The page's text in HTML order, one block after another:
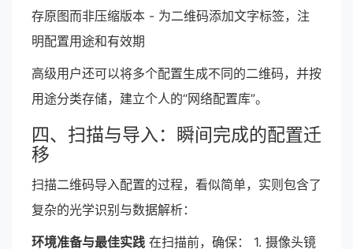
存原图而非压缩版本 - 为二维码添加文字标签，注
明配置用途和有效期
高级用户还可以将多个配置生成不同的二维码，并按
用途分类存储，建立个人的“网络配置库”。
四、扫描与导入：瞬间完成的配置迁
移
扫描二维码导入配置的过程，看似简单，实则包含了
复杂的光学识别与数据解析：
环境准备与最佳实践 在扫描前，确保： 1. 摄像头镜